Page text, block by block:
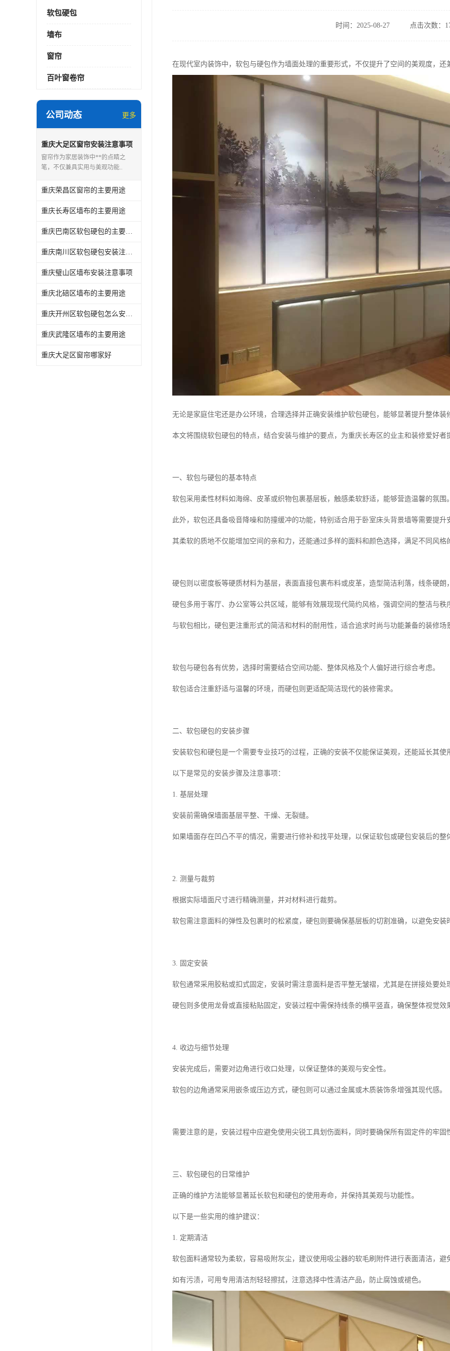
软包硬包
墙布
窗帘
百叶窗卷帘
公司动态 更多
重庆大足区窗帘安装注意事项
窗帘作为家居装饰中**的点睛之
笔，不仅兼具实用与美观功能..
重庆荣昌区窗帘的主要用途
重庆长寿区墙布的主要用途
重庆巴南区软包硬包的主要用途
重庆南川区软包硬包安装注意事项
重庆璧山区墙布安装注意事项
重庆北碚区墙布的主要用途
重庆开州区软包硬包怎么安装与维护
重庆武隆区墙布的主要用途
重庆大足区窗帘哪家好
时间：2025-08-27 点击次数：
在现代室内装饰中，软包与硬包作为墙面处理的重要形式，不仅提升了空间的美观度，还
无论是家庭住宅还是办公环境，合理选择并正确安装维护软包硬包，能够显著提升整体装
本文将围绕软包硬包的特点，结合安装与维护的要点，为重庆长寿区的业主和装修爱好者
一、软包与硬包的基本特点
软包采用柔性材料如海绵、皮革或织物包裹基层板，触感柔软舒适，能够营造温馨的氛围。
此外，软包还具备吸音降噪和防撞缓冲的功能，特别适合用于卧室床头背景墙等需要提升
其柔软的质地不仅能增加空间的亲和力，还能通过多样的面料和颜色选择，满足不同风格
硬包则以密度板等硬质材料为基层，表面直接包裹布料或皮革，造型简洁利落，线条硬朗
硬包多用于客厅、办公室等公共区域，能够有效展现现代简约风格，强调空间的整洁与秩
与软包相比，硬包更注重形式的简洁和材料的耐用性，适合追求时尚与功能兼备的装修场
软包与硬包各有优势，选择时需要结合空间功能、整体风格及个人偏好进行综合考虑。
软包适合注重舒适与温馨的环境，而硬包则更适配简洁现代的装修需求。
二、软包硬包的安装步骤
安装软包和硬包是一个需要专业技巧的过程，正确的安装不仅能保证美观，还能延长其使
以下是常见的安装步骤及注意事项：
1. 基层处理
安装前需确保墙面基层平整、干燥、无裂缝。
如果墙面存在凹凸不平的情况，需要进行修补和找平处理，以保证软包或硬包安装后的整
2. 测量与裁剪
根据实际墙面尺寸进行精确测量，并对材料进行裁剪。
软包需注意面料的弹性及包裹时的松紧度，硬包则要确保基层板的切割准确，以避免安装
3. 固定安装
软包通常采用胶粘或扣式固定，安装时需注意面料是否平整无皱褶，尤其是在拼接处要处
硬包则多使用龙骨或直接粘贴固定，安装过程中需保持线条的横平竖直，确保整体视觉效
4. 收边与细节处理
安装完成后，需要对边角进行收口处理，以保证整体的美观与安全性。
软包的边角通常采用嵌条或压边方式，硬包则可以通过金属或木质装饰条增强其现代感。
需要注意的是，安装过程中应避免使用尖锐工具划伤面料，同时要确保所有固定件的牢固
三、软包硬包的日常维护
正确的维护方法能够显著延长软包和硬包的使用寿命，并保持其美观与功能性。
以下是一些实用的维护建议：
1. 定期清洁
软包面料通常较为柔软，容易吸附灰尘，建议使用吸尘器的软毛刷附件进行表面清洁，避
如有污渍，可用专用清洁剂轻轻擦拭，注意选择中性清洁产品，防止腐蚀或褪色。